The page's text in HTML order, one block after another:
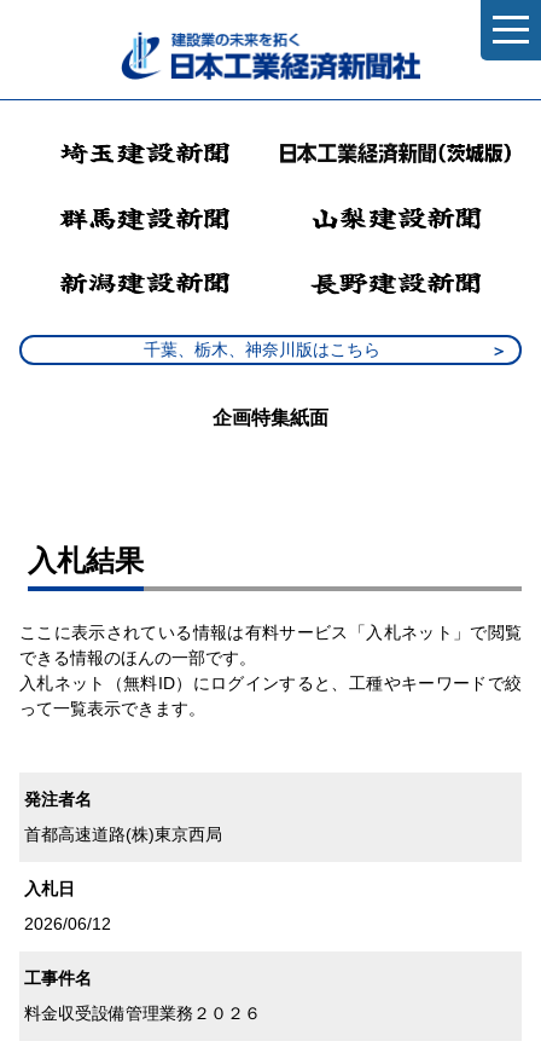
千葉、栃木、神奈川版はこちら
企画特集紙面
⼊札結果
ここに表示されている情報は有料サービス「入札ネット」で閲覧
できる情報のほんの一部です。
入札ネット（無料ID）にログインすると、工種やキーワードで絞
って一覧表示できます。
発注者名
首都高速道路(株)東京西局
入札日
2026/06/12
工事件名
料金収受設備管理業務２０２６